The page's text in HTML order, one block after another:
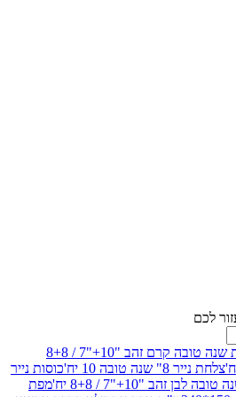
סט צלחות שנה טובה קרם זהב "10+"7 / 8+8
כוסות נייר
8+8 יח'
מפת